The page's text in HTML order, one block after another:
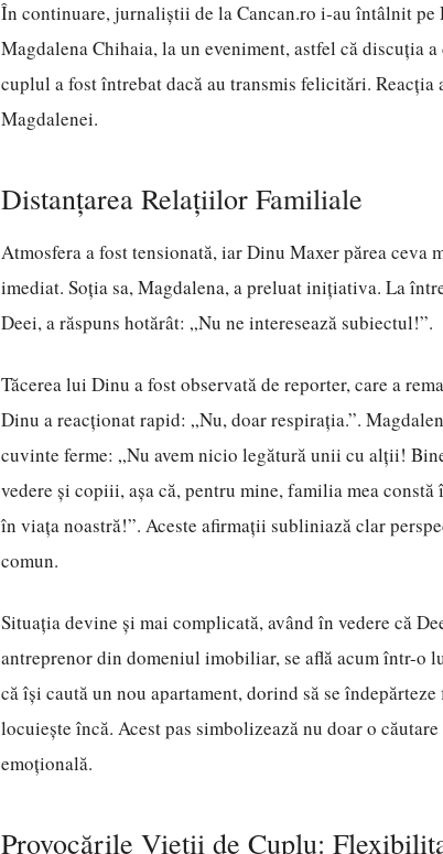
În continuare, jurnaliștii de la Cancan.ro i-au întâlnit pe
Magdalena Chihaia, la un eveniment, astfel că discuția
cuplul a fost întrebat dacă au transmis felicitări.
Magdalenei.
Distanțarea Relațiilor Familiale
Atmosfera a fost tensionată, iar Dinu Maxer părea ceva
imediat. Soția sa, Magdalena, a preluat inițiativa. La
Deei, a răspuns hotărât: „Nu ne interesează subiectul!”.
Tăcerea lui Dinu a fost observată de reporter, care a
Dinu a reacționat rapid: „Nu, doar respirația.”.
cuvinte ferme: „Nu avem nicio legătură unii cu alții!
vedere și copiii, așa că, pentru mine, familia mea
în viața noastră!”. Aceste afirmații subliniază clar
comun.
Situația devine și mai complicată, având în vedere că
antreprenor din domeniul imobiliar, se află acum într-o
că își caută un nou apartament, dorind să se
locuiește încă. Acest pas simbolizează nu doar o
emoțională.
Provocările Vieții de Cuplu: